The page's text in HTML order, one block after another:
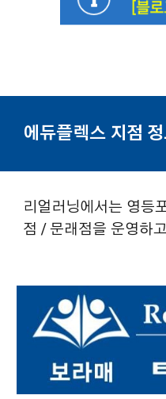
에듀플렉스 지점
리얼러닝에서는 영등
점 / 문래점을 운영하